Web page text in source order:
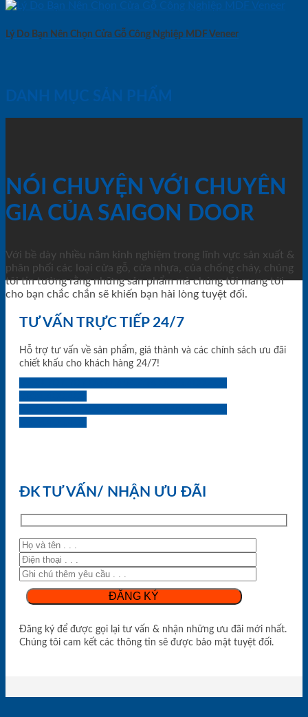
Lý Do Bạn Nên Chọn Cửa Gỗ Công Nghiệp MDF Veneer
DANH MỤC SẢN PHẨM
NÓI CHUYỆN VỚI CHUYÊN
GIA CỦA SAIGON DOOR
Với bề dày nhiều năm kinh nghiệm trong lĩnh vực sản xuất &
phân phối các loại cửa gỗ, cửa nhựa, của chống cháy, chúng
tôi tin tưởng rằng những sản phẩm mà chúng tôi mang tới
cho bạn chắc chắn sẽ khiến bạn hài lòng tuyệt đối.
TƯ VẤN TRỰC TIẾP 24/7
Hỗ trợ tư vấn về sản phẩm, giá thành và các chính sách ưu đãi
chiết khấu cho khách hàng 24/7!
ĐK TƯ VẤN/ NHẬN ƯU ĐÃI
Đăng ký để được gọi lại tư vấn & nhận những ưu đãi mới nhất.
Chúng tôi cam kết các thông tin sẽ được bảo mật tuyệt đối.